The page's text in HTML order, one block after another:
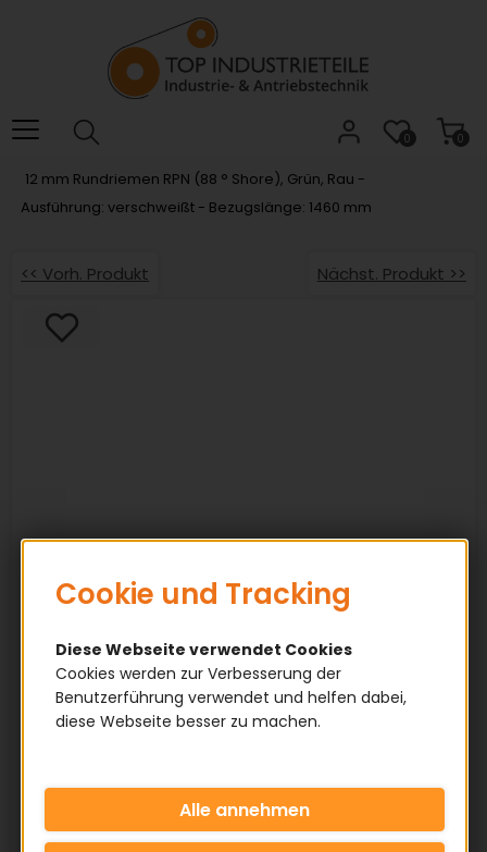
das
Barrierefreiheitsmenü
0
0
12 mm Rundriemen RPN (88 ° Shore), Grün, Rau -
Ausführung: verschweißt - Bezugslänge: 1460 mm
<< Vorh. Produkt Nächst. Produkt >>
Cookie und Tracking
Diese Webseite verwendet Cookies
Cookies werden zur Verbesserung der
Benutzerführung verwendet und helfen dabei,
diese Webseite besser zu machen.